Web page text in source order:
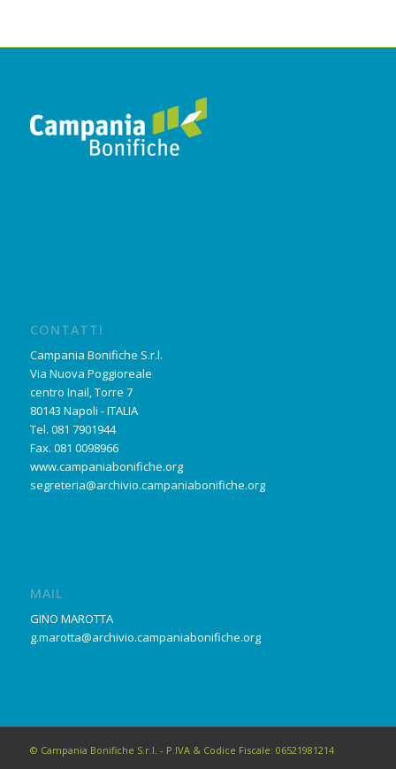
CONTATTI
Campania Bonifiche S.r.l.
Via Nuova Poggioreale
centro Inail, Torre 7
80143 Napoli - ITALIA
Tel. 081 7901944
Fax. 081 0098966
www.campaniabonifiche.org
segreteria@archivio.campaniabonifiche.org
MAIL
GINO MAROTTA
g.marotta@archivio.campaniabonifiche.org
© Campania Bonifiche S.r.l. - P.IVA & Codice Fiscale: 06521981214